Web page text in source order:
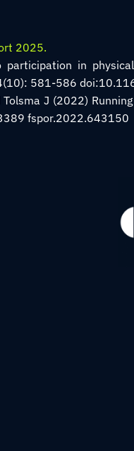
2025.
in
581-586
J (2022)
fspor.2022.643150